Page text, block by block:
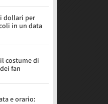
dollari per
in un data
costume di
fan
e orario: